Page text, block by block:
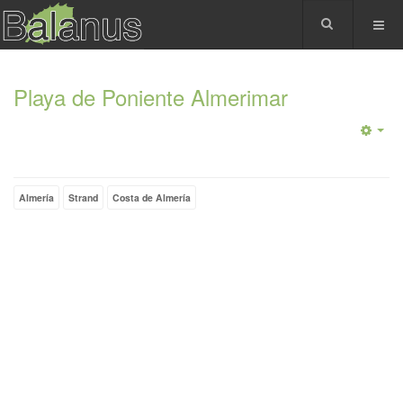
Playa de Poniente Almerimar
Almería Strand Costa de Almería